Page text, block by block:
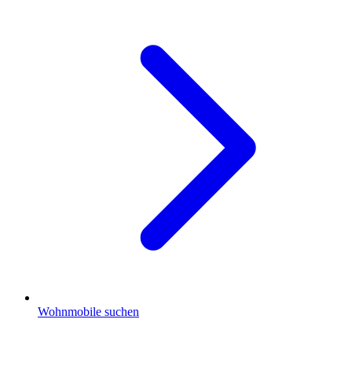
Wohnmobile suchen